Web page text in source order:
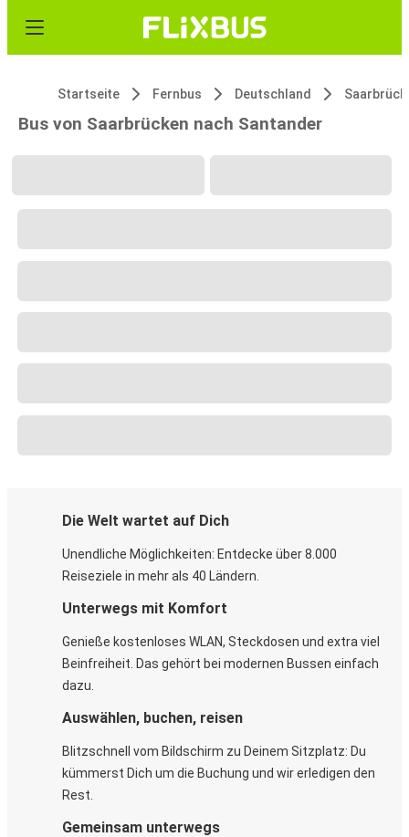
Startseite Fernbus Deutschland
Bus von Saarbrücken nach Santander
Die Welt wartet auf Dich
Unendliche Möglichkeiten: Entdecke über 8.000
Reiseziele in mehr als 40 Ländern.
Unterwegs mit Komfort
Genieße kostenloses WLAN, Steckdosen und extra viel
Beinfreiheit. Das gehört bei modernen Bussen einfach
dazu.
Auswählen, buchen, reisen
Blitzschnell vom Bildschirm zu Deinem Sitzplatz: Du
kümmerst Dich um die Buchung und wir erledigen den
Rest.
Gemeinsam unterwegs